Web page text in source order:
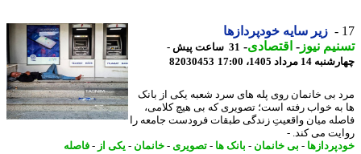
زیر سایه خودپردازها
نیوز-اقتصادی-
31 ساعت پیش -
مرداد 1405، 17:00
82030453
بی خانمان روی پله های سرد شعبه یکی از بانک
خواب رفته است؛ تصویری که بی هیچ کلامی،
میان واقعیتِ زندگی طبقات فرودست جامعه را
می کند. -
- بی خانمان-بانک ها- تصویری- خانمان-یکی از-فاصله